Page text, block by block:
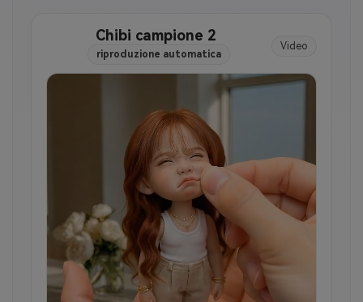
Chibi campione 2
riproduzione automatica
Video